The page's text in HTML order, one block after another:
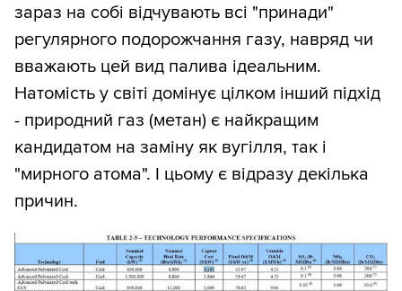
зараз на собі відчувають всі "принади"
регулярного подорожчання газу, навряд чи
вважають цей вид палива ідеальним.
Натомість у світі домінує цілком інший підхід
- природний газ (метан) є найкращим
кандидатом на заміну як вугілля, так і
"мирного атома". І цьому є відразу декілька
причин.